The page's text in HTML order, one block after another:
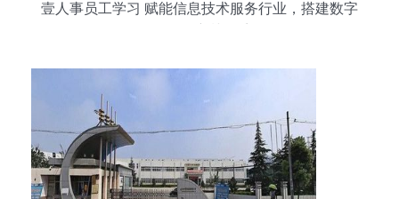
壹人事员工学习 赋能信息技术服务行业，搭建数字